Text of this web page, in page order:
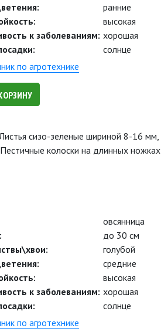
ранние
высокая
к заболеваниям: хорошая
солнце
по агротехнике
сизо-зеленые шириной 8-16 мм,
колоски на длинных ножках,
овсянница
до 30 см
голубой
средние
высокая
к заболеваниям: хорошая
солнце
по агротехнике